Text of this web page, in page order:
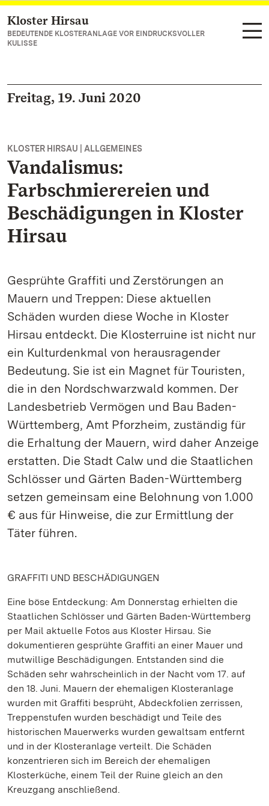
Zum Hauptinhalt springen
Kloster Hirsau
BEDEUTENDE KLOSTERANLAGE VOR EINDRUCKSVOLLER
KULISSE
Freitag, 19. Juni 2020
KLOSTER HIRSAU | ALLGEMEINES
Vandalismus:
Farbschmierereien und
Beschädigungen in Kloster
Hirsau
Gesprühte Graffiti und Zerstörungen an
Mauern und Treppen: Diese aktuellen
Schäden wurden diese Woche in Kloster
Hirsau entdeckt. Die Klosterruine ist nicht nur
ein Kulturdenkmal von herausragender
Bedeutung. Sie ist ein Magnet für Touristen,
die in den Nordschwarzwald kommen. Der
Landesbetrieb Vermögen und Bau Baden-
Württemberg, Amt Pforzheim, zuständig für
die Erhaltung der Mauern, wird daher Anzeige
erstatten. Die Stadt Calw und die Staatlichen
Schlösser und Gärten Baden-Württemberg
setzen gemeinsam eine Belohnung von 1.000
€ aus für Hinweise, die zur Ermittlung der
Täter führen.
GRAFFITI UND BESCHÄDIGUNGEN
Eine böse Entdeckung: Am Donnerstag erhielten die
Staatlichen Schlösser und Gärten Baden-Württemberg
per Mail aktuelle Fotos aus Kloster Hirsau. Sie
dokumentieren gesprühte Graffiti an einer Mauer und
mutwillige Beschädigungen. Entstanden sind die
Schäden sehr wahrscheinlich in der Nacht vom 17. auf
den 18. Juni. Mauern der ehemaligen Klosteranlage
wurden mit Graffiti besprüht, Abdeckfolien zerrissen,
Treppenstufen wurden beschädigt und Teile des
historischen Mauerwerks wurden gewaltsam entfernt
und in der Klosteranlage verteilt. Die Schäden
konzentrieren sich im Bereich der ehemaligen
Klosterküche, einem Teil der Ruine gleich an den
Kreuzgang anschließend.